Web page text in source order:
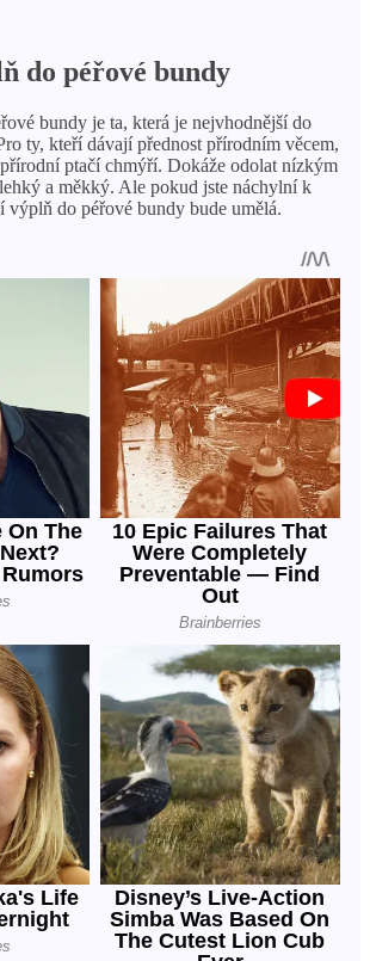
do péřové bundy
bundy je ta, která je nejvhodnější do
ty, kteří dávají přednost přírodním věcem,
ptačí chmýří. Dokáže odolat nízkým
a měkký. Ale pokud jste náchylní k
výplň do péřové bundy bude umělá.